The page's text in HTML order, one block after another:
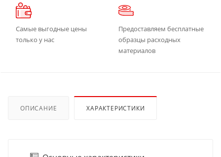
Самые выгодные цены
только у нас
Предоставляем бесплатные
образцы расходных
материалов
ОПИСАНИЕ ХАРАКТЕРИСТИКИ